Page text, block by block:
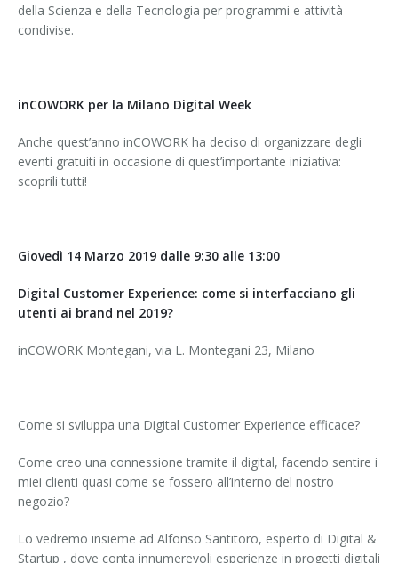
della Scienza e della Tecnologia per programmi e attività
condivise.
inCOWORK per la Milano Digital Week
Anche quest’anno inCOWORK ha deciso di organizzare degli
eventi gratuiti in occasione di quest’importante iniziativa:
scoprili tutti!
Giovedì 14 Marzo 2019 dalle 9:30 alle 13:00
Digital Customer Experience: come si interfacciano gli
utenti ai brand nel 2019?
inCOWORK Montegani, via L. Montegani 23, Milano
Come si sviluppa una Digital Customer Experience efficace?
Come creo una connessione tramite il digital, facendo sentire i
miei clienti quasi come se fossero all’interno del nostro
negozio?
Lo vedremo insieme ad Alfonso Santitoro, esperto di Digital &
Startup , dove conta innumerevoli esperienze in progetti digitali